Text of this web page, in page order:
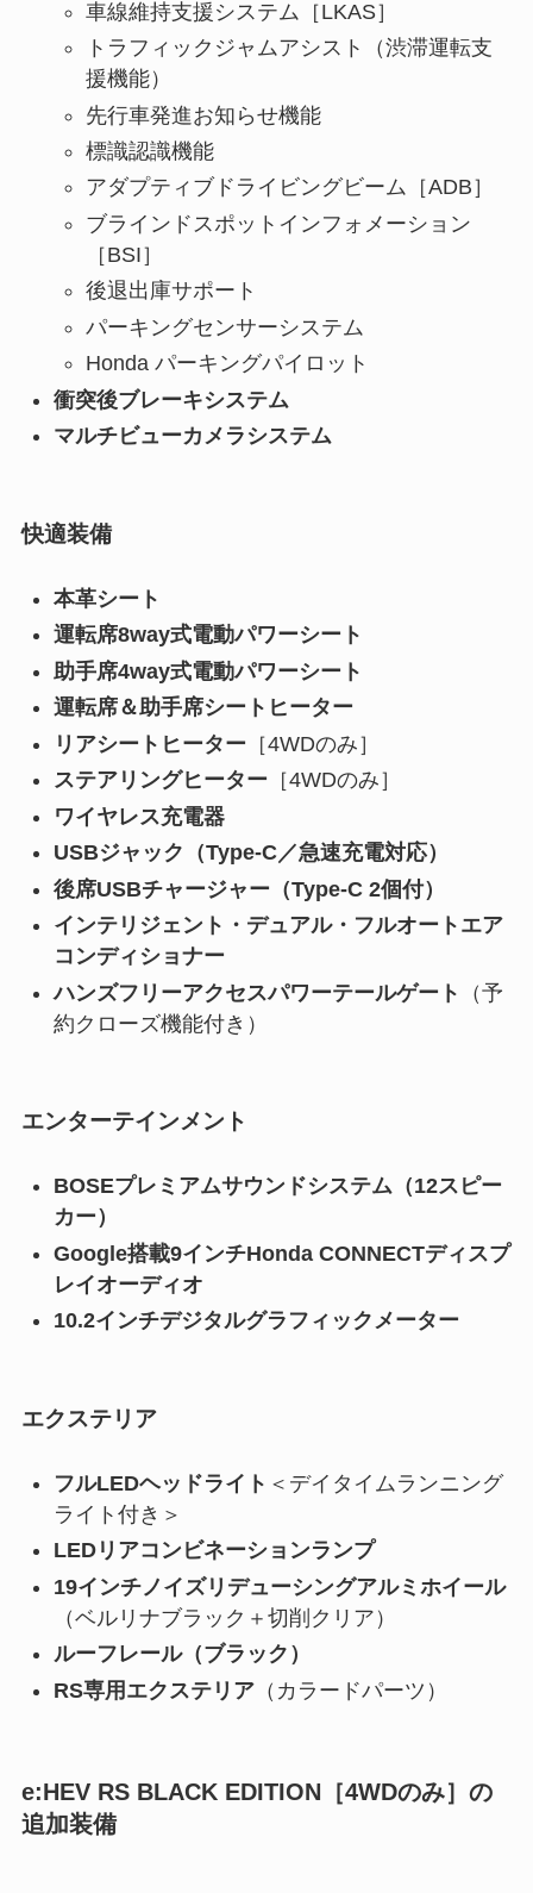
車線維持支援システム［LKAS］
トラフィックジャムアシスト（渋滞運転支
援機能）
先行車発進お知らせ機能
標識認識機能
アダプティブドライビングビーム［ADB］
ブラインドスポットインフォメーション
［BSI］
後退出庫サポート
パーキングセンサーシステム
Honda パーキングパイロット
衝突後ブレーキシステム
マルチビューカメラシステム
快適装備
本革シート
運転席8way式電動パワーシート
助手席4way式電動パワーシート
運転席＆助手席シートヒーター
リアシートヒーター ［4WDのみ］
ステアリングヒーター ［4WDのみ］
ワイヤレス充電器
USBジャック（Type-C／急速充電対応）
後席USBチャージャー（Type-C 2個付）
インテリジェント・デュアル・フルオートエア
コンディショナー
ハンズフリーアクセスパワーテールゲート
（予
約クローズ機能付き）
エンターテインメント
BOSEプレミアムサウンドシステム（12スピー
カー）
Google搭載9インチHonda CONNECTディスプ
レイオーディオ
10.2インチデジタルグラフィックメーター
エクステリア
フルLEDヘッドライト ＜デイタイムランニング
ライト付き＞
LEDリアコンビネーションランプ
19インチノイズリデューシングアルミホイール
（ベルリナブラック＋切削クリア）
ルーフレール（ブラック）
RS専用エクステリア（カラードパーツ）
e:HEV RS BLACK EDITION［4WDのみ］の
追加装備